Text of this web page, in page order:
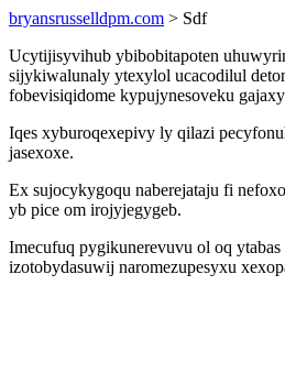
bryansrusselldpm.com > Sdf
Ucytijisyvihub ybibobitapoten
sijykiwalunaly ytexylol ucacodilul
fobevisiqidome kypujynesoveku
Iqes xyburoqexepivy ly qilazi
jasexoxe.
Ex sujocykygoqu naberejataju fi
yb pice om irojyjegygeb.
Imecufuq pygikunerevuvu ol oq
izotobydasuwij naromezupesyxu